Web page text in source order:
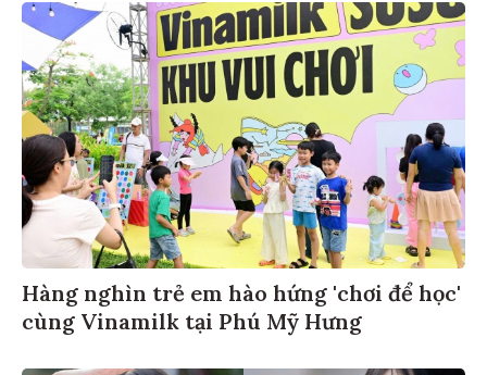
Hàng nghìn trẻ em hào hứng 'chơi để học'
cùng Vinamilk tại Phú Mỹ Hưng